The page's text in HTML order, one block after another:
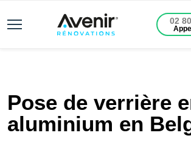
02
Pose de verrière
aluminium en